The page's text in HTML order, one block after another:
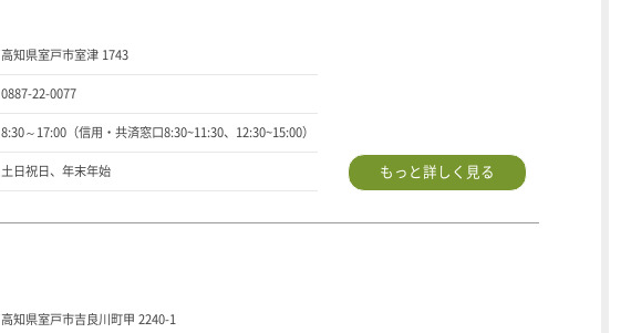
高知県室戸市室津 1743
0887-22-0077
8:30～17:00（信用・共済窓口8:30~11:30、12:30~15:00）
土日祝日、年末年始 もっと詳しく見る
高知県室戸市吉良川町甲 2240-1